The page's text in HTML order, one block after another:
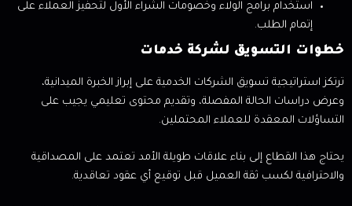
استخدام برامج الولاء وخصومات الشراء الأول لتحفيز العملاء على
إتمام الطلب.
خطوات التسويق لشركة خدمات
ترتكز استراتيجية تسويق الشركات الخدمية على إبراز الخبرة الميدانية،
وعرض دراسات الحالة المفصلة، وتقديم محتوى تعليمي يجيب على
التساؤلات المعقدة للعملاء المحتملين.
يحتاج هذا القطاع إلى بناء علاقات طويلة الأمد تعتمد على المصداقية
والاحترافية لكسب ثقة العميل قبل توقيع أي عقود تعاقدية.